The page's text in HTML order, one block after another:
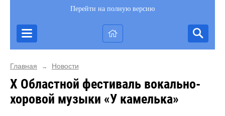
Перейти на полную версию
Главная → Новости
X Областной фестиваль вокально-
хоровой музыки «У камелька»